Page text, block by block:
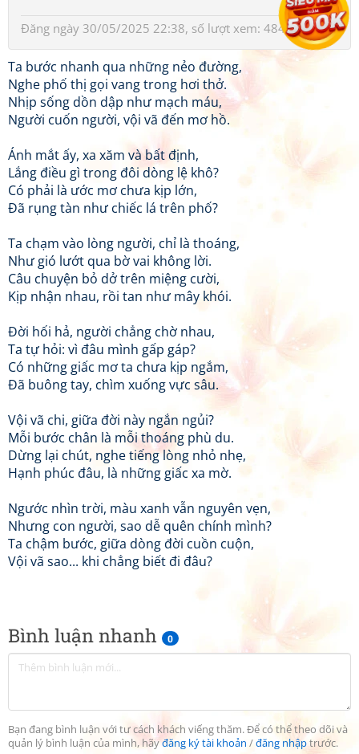
Bình luận nhanh 0
Bạn đang bình luận với tư cách khách viếng thăm. Để có thể theo dõi và
quản lý bình luận của mình, hãyđăng ký tài khoản /đăng nhậptrước.
Đăng ngày 30/05/2025 22:38, số lượt xem: 484
Ta bước nhanh qua những nẻo đường,
Nghe phố thị gọi vang trong hơi thở.
Nhịp sống dồn dập như mạch máu,
Người cuốn người, vội vã đến mơ hồ.
Ánh mắt ấy, xa xăm và bất định,
Lắng điều gì trong đôi dòng lệ khô?
Có phải là ước mơ chưa kịp lớn,
Đã rụng tàn như chiếc lá trên phố?
Ta chạm vào lòng người, chỉ là thoáng,
Như gió lướt qua bờ vai không lời.
Câu chuyện bỏ dở trên miệng cười,
Kịp nhận nhau, rồi tan như mây khói.
Đời hối hả, người chẳng chờ nhau,
Ta tự hỏi: vì đâu mình gấp gáp?
Có những giấc mơ ta chưa kịp ngắm,
Đã buông tay, chìm xuống vực sâu.
Vội vã chi, giữa đời này ngắn ngủi?
Mỗi bước chân là mỗi thoáng phù du.
Dừng lại chút, nghe tiếng lòng nhỏ nhẹ,
Hạnh phúc đâu, là những giấc xa mờ.
Ngước nhìn trời, màu xanh vẫn nguyên vẹn,
Nhưng con người, sao dễ quên chính mình?
Ta chậm bước, giữa dòng đời cuồn cuộn,
Vội vã sao... khi chẳng biết đi đâu?